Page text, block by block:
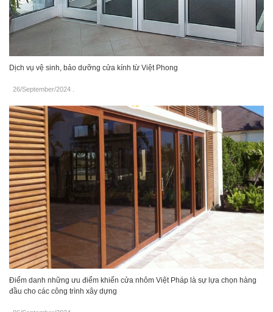
Dịch vụ vệ sinh, bảo dưỡng cửa kính từ Việt Phong
26/September/2024 .
Điểm danh những ưu điểm khiến cửa nhôm Việt Pháp là sự lựa chọn hàng
đầu cho các công trình xây dựng